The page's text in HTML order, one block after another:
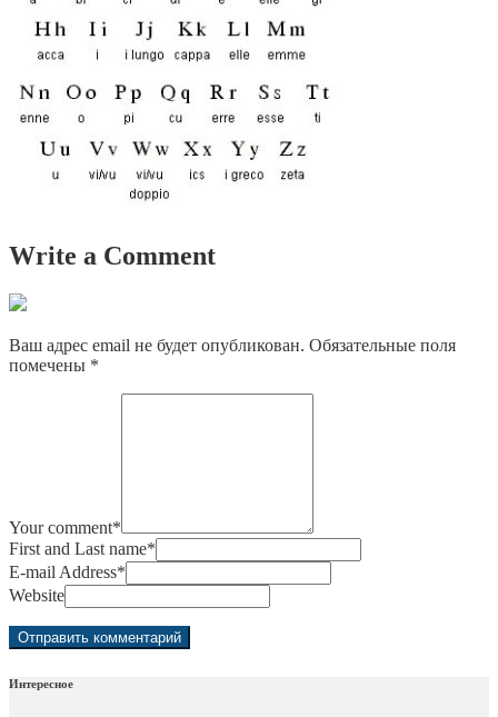
Write a Comment
Ваш адрес email не будет опубликован. Обязательные поля
помечены *
Your comment*
First and Last name*
E-mail Address*
Website
Интересное